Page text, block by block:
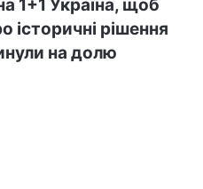
1+1 Україна, щоб
історичні рішення
на долю